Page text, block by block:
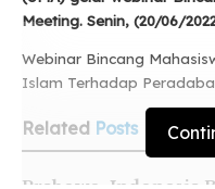
Meeting. Senin, (20/06/
Webinar Bincang
Islam Terhadap
Related Posts